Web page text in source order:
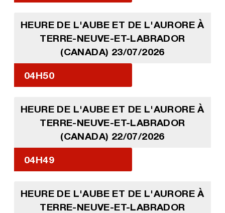
HEURE DE L'AUBE ET DE L'AURORE À
TERRE-NEUVE-ET-LABRADOR
(CANADA) 23/07/2026
04H50
HEURE DE L'AUBE ET DE L'AURORE À
TERRE-NEUVE-ET-LABRADOR
(CANADA) 22/07/2026
04H49
HEURE DE L'AUBE ET DE L'AURORE À
TERRE-NEUVE-ET-LABRADOR